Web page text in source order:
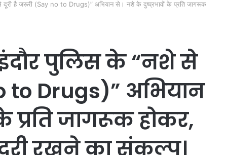
से दूरी है जरूरी (Say no to Drugs)” अभियान से। नशे के दुष्प्रभावों के प्रति जागरूक
इंदौर पुलिस के “नशे से
to Drugs)” अभियान
प्रति जागरूक होकर,
रखने का संकल्प।